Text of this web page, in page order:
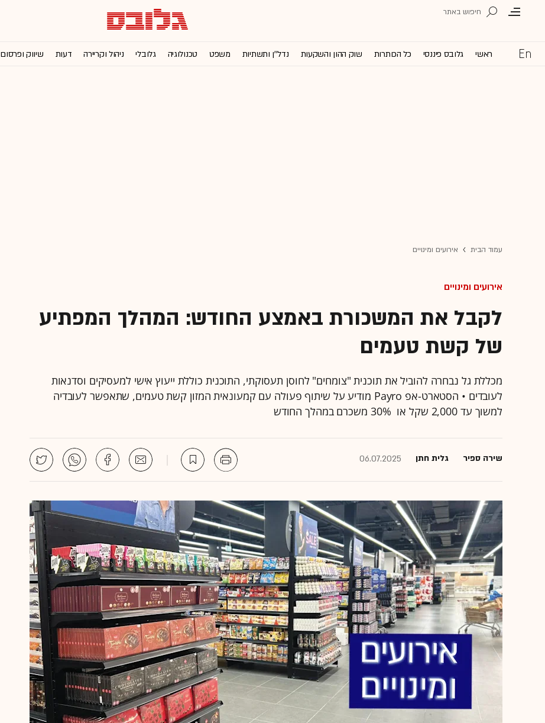
ראשי גלובס פיננסי כל הכותרות שוק ההון והשקעות נדל''ן ותשתיות משפט טכנולוגיה גלובלי ניהול וקריירה דעות שיווק ופרסום
עמוד הבית אירועים ומינויים
אירועים ומינויים
לקבל את המשכורת באמצע החודש: המהלך המפתיע
של קשת טעמים
מכללת גל נבחרה להוביל את תוכנית "צומחים" לחוסן תעסוקתי, התוכנית כוללת ייעוץ אישי למעסיקים וסדנאות
לעובדים • הסטארט-אפ Payro מודיע על שיתוף פעולה עם קמעונאית המזון קשת טעמים, שתאפשר לעובדיה
למשוך עד 2,000 שקל או 30% משכרם במהלך החודש
שירה ספיר גלית חתן 06.07.2025